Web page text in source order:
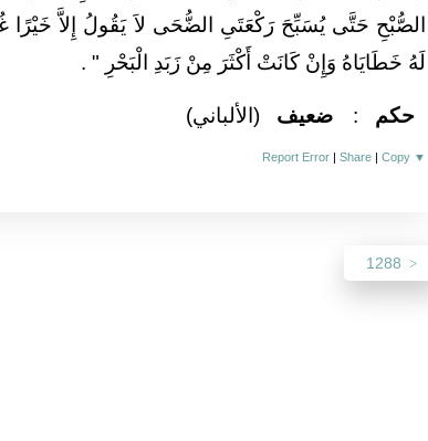
الصُّبْحِ حَتَّى يُسَبِّحَ رَكْعَتَىِ الضُّحَى لاَ يَقُولُ إِلاَّ خَيْرًا
لَهُ خَطَايَاهُ وَإِنْ كَانَتْ أَكْثَرَ مِنْ زَبَدِ الْبَحْرِ ‏"‏ ‏.‏
ضعيف (الألباني) حكم :
Report Error |Share |Copy ▼
1288